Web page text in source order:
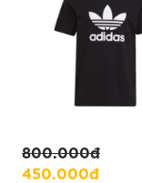
800.000đ
450.000đ